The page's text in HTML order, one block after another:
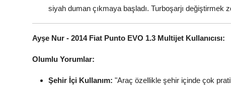
siyah duman çıkmaya başladı. Turboşarjı değiştirmek
Ayşe Nur - 2014 Fiat Punto EVO 1.3 Multijet Kullanıcısı:
Olumlu Yorumlar:
Şehir İçi Kullanım: "Araç özellikle şehir içinde çok